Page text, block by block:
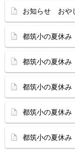
お知らせ おや
都筑小の夏休
都筑小の夏休
都筑小の夏休
都筑小の夏休
都筑小の夏休